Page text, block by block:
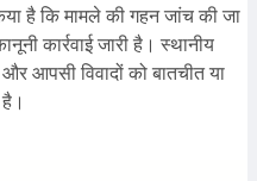
है कि मामले की गहन जांच की जा
कार्रवाई जारी है। स्थानीय
आपसी विवादों को बातचीत या